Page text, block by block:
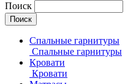
Поиск
Спальные гарнитуры
Спальные гарнитуры
Кровати
Кровати